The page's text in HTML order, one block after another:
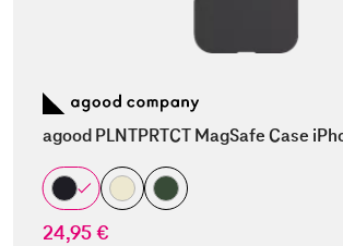
agood PLNTPRTCT MagSafe Case
24,95 €